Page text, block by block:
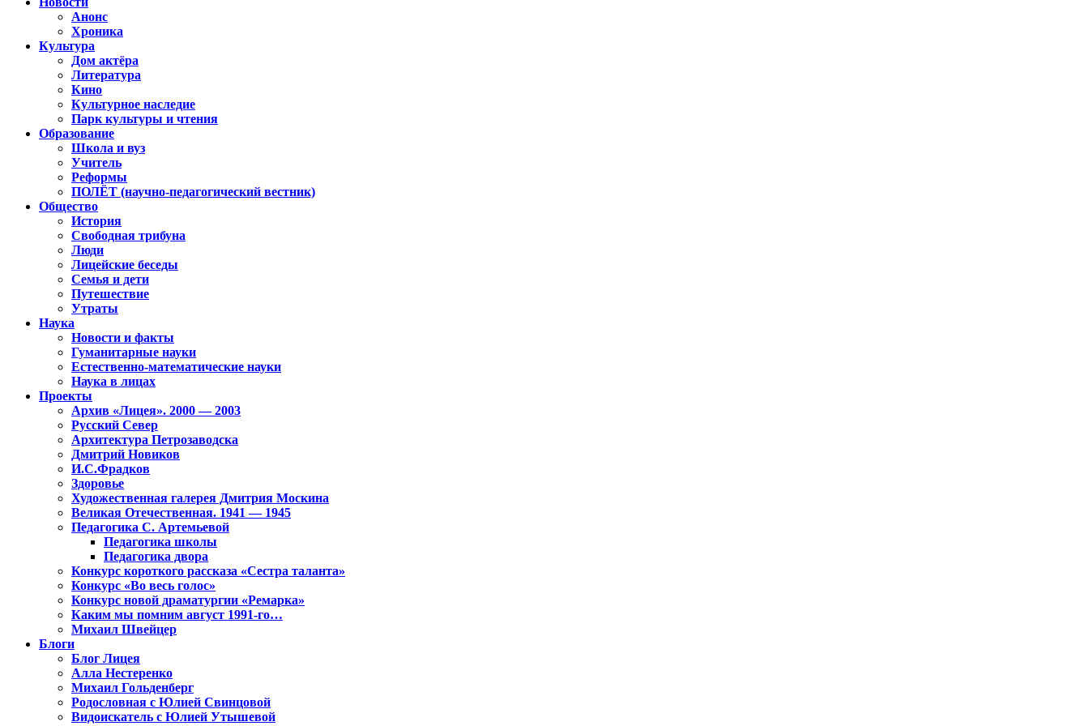
Анонс
Хроника
Культура
Дом актёра
Литература
Кино
Культурное наследие
Парк культуры и чтения
Образование
Школа и вуз
Учитель
Реформы
ПОЛЁТ (научно-педагогический вестник)
Общество
История
Свободная трибуна
Люди
Лицейские беседы
Семья и дети
Путешествие
Утраты
Наука
Новости и факты
Гуманитарные науки
Естественно-математические науки
Наука в лицах
Проекты
Архив «Лицея». 2000 — 2003
Русский Север
Архитектура Петрозаводска
Дмитрий Новиков
И.С.Фрадков
Здоровье
Художественная галерея Дмитрия Москина
Великая Отечественная. 1941 — 1945
Педагогика С. Артемьевой
Педагогика школы
Педагогика двора
Конкурс короткого рассказа «Сестра таланта»
Конкурс «Во весь голос»
Конкурс новой драматургии «Ремарка»
Каким мы помним август 1991-го…
Михаил Швейцер
Блоги
Блог Лицея
Алла Нестеренко
Михаил Гольденберг
Родословная с Юлией Свинцовой
Видоискатель с Юлией Утышевой